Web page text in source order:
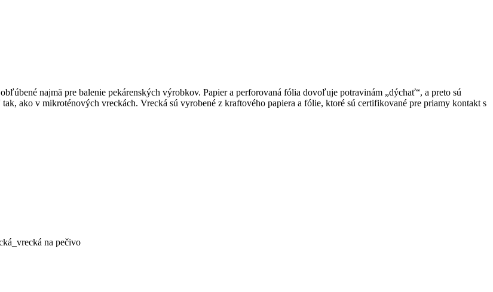
najmä pre balenie pekárenských výrobkov. Papier a perforovaná fólia dovoľuje potravinám „dýchať“, a preto sú
ako v mikroténových vreckách. Vrecká sú vyrobené z kraftového papiera a fólie, ktoré sú certifikované pre priamy kontakt s